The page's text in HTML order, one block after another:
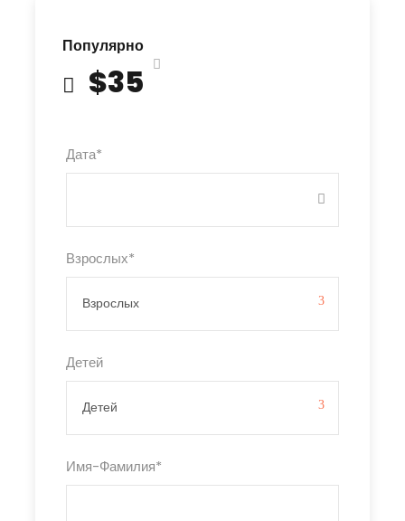
Популярно
$35
Дата*
Взрослых*
Детей
Имя-Фамилия*